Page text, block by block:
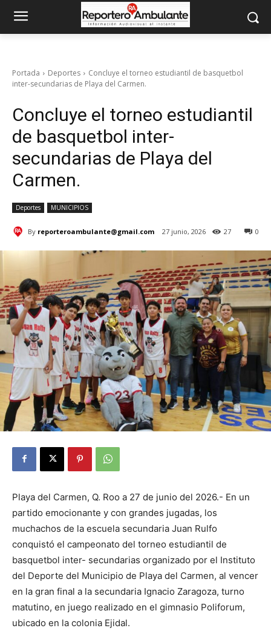
Portada Deportes
Concluye el torneo estudiantil de basquetbol
inter-secundarias de Playa del Carmen.
Concluye el torneo estudiantil
de basquetbol inter-
secundarias de Playa del
Carmen.
Deportes MUNICIPIOS
By reporteroambulante@gmail.com 27 junio, 2026 0
27
Playa del Carmen, Q. Roo a 27 de junio del 2026.- En un
partido emocionante y con grandes jugadas, los
muchachos de la escuela secundaria Juan Rulfo
conquistó el campeonato del torneo estudiantil de
basquetbol inter- secundarias organizado por el Instituto
del Deporte del Municipio de Playa del Carmen, al vencer
en la gran final a la secundaria Ignacio Zaragoza, turno
matutino, en juego realizado en el gimnasio Poliforum,
ubicado en la colonia Ejidal.